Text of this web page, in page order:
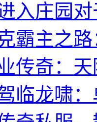
入庄园
霸主之
传奇：
临龙啸